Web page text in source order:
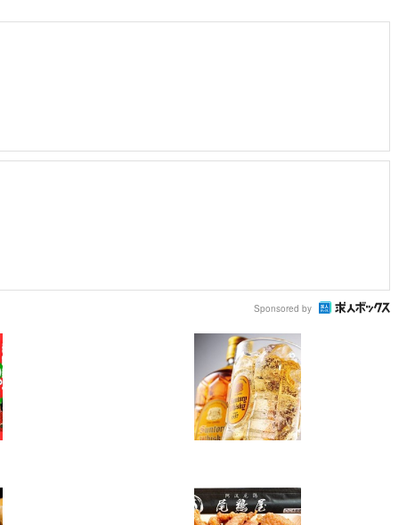
Sponsored by